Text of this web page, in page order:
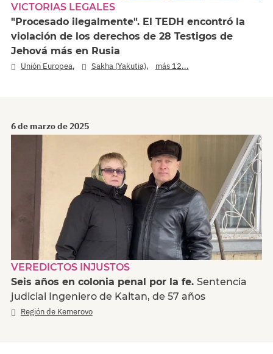
VICTORIAS LEGALES
"Procesado ilegalmente". El TEDH encontró la
violación de los derechos de 28 Testigos de
Jehová más en Rusia
Unión Europea, Sakha (Yakutia), más 12...
6 de marzo de 2025
VEREDICTOS INJUSTOS
Seis años en colonia penal por la fe. Sentencia
judicial Ingeniero de Kaltan, de 57 años
Región de Kemerovo